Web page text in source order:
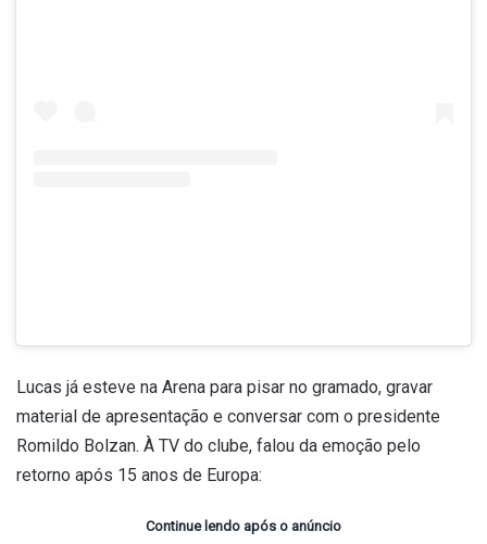
Lucas já esteve na Arena para pisar no gramado, gravar
material de apresentação e conversar com o presidente
Romildo Bolzan. À TV do clube, falou da emoção pelo
retorno após 15 anos de Europa:
Continue lendo após o anúncio